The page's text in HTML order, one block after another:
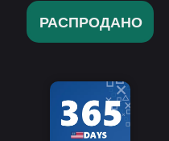
РАСПРОДАНО